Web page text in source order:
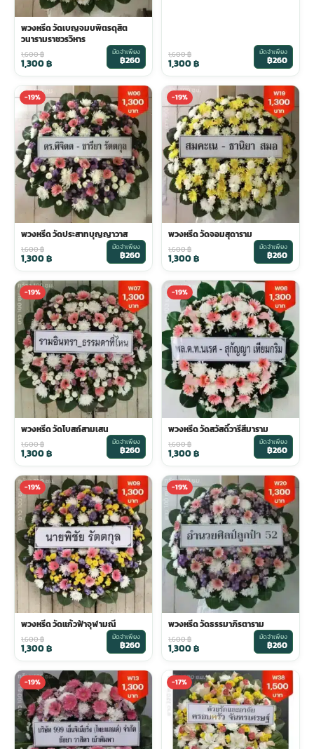
พวงหรีด วัดเบญจมบพิตรดุสิต
วนารามราชวรวิหาร
1,600฿
1,300฿
มัดจำเพียง
฿260 1,600฿
1,300฿
มัดจำเพียง
฿260
-19%
พวงหรีด วัดประสาทบุญญาวาส
1,600฿
1,300฿
มัดจำเพียง
฿260
-19%
พวงหรีด วัดจอมสุดาราม
1,600฿
1,300฿
มัดจำเพียง
฿260
-19%
พวงหรีด วัดโบสถ์สามเสน
1,600฿
1,300฿
มัดจำเพียง
฿260
-19%
พวงหรีด วัดสวัสดิ์วารีสีมาราม
1,600฿
1,300฿
มัดจำเพียง
฿260
-19%
พวงหรีด วัดแก้วฟ้าจุฬามณี
1,600฿
1,300฿
มัดจำเพียง
฿260
-19%
พวงหรีด วัดธรรมาภิรตาราม
1,600฿
1,300฿
มัดจำเพียง
฿260
-19% -17%